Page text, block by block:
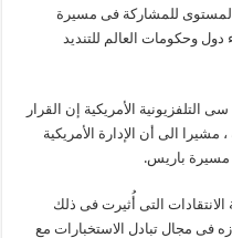
المستوى للمشاركة فى مسيرة
نحو 40 من رؤساء دول وحكومات العالم للتنديد
الأمريكية إن القرار
الى أن الإدارة الأمريكية
مسيرة باريس.
التى أُثيرت فى ذلك
فى مجال تبادل الاستخبارات مع